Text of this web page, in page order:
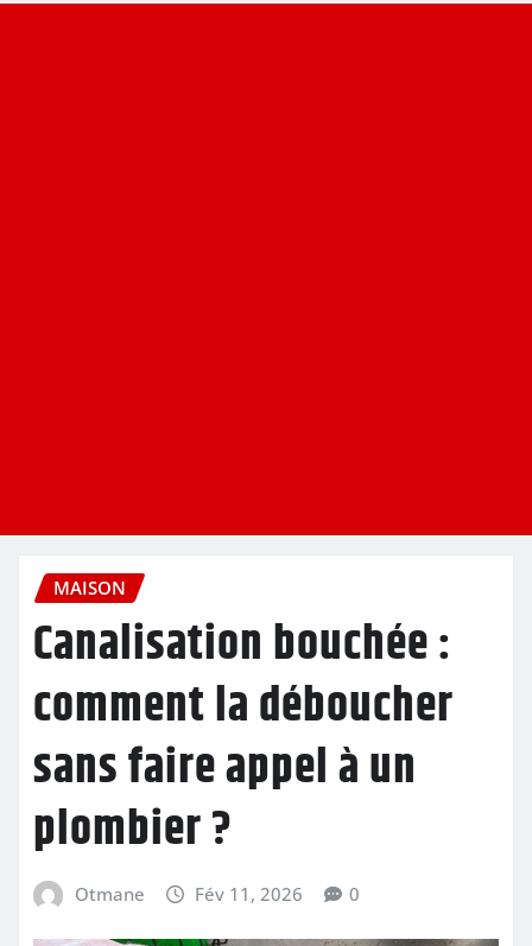
MAISON
Canalisation bouchée :
comment la déboucher
sans faire appel à un
plombier ?
Otmane Fév 11, 2026 0